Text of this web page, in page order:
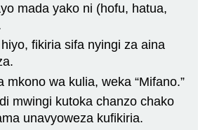
mada yako ni (hofu, hatua,
fikiria sifa nyingi za aina
mkono wa kulia, weka “Mifano.”
mwingi kutoka chanzo chako
unavyoweza kufikiria.